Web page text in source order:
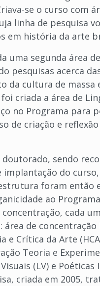
se o curso com
linha de pesquisa
em história da arte
uma segunda área
pesquisas acerca
da cultura de massa
criada a área de
no Programa para
de criação e
doutorado, sendo
implantação do
foram então
ao
cada
área de
e Crítica da Arte
Teoria e
(LV) e
criada em 2005,